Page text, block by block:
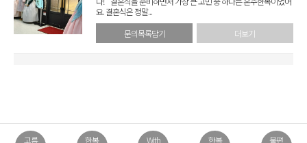
요. 결혼식은 정말...
문의목록담기
더보기
고름
한복
With
한복
불편